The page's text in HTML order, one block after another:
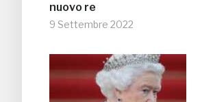
nuovo re
9 Settembre 2022